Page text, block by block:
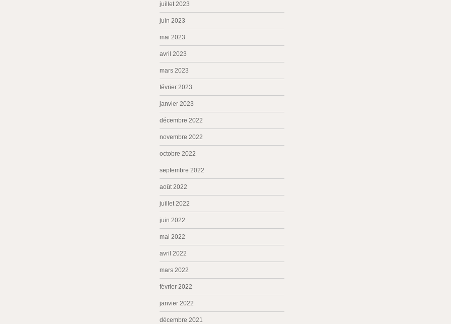
juillet 2023
juin 2023
mai 2023
avril 2023
mars 2023
février 2023
janvier 2023
décembre 2022
novembre 2022
octobre 2022
septembre 2022
août 2022
juillet 2022
juin 2022
mai 2022
avril 2022
mars 2022
février 2022
janvier 2022
décembre 2021